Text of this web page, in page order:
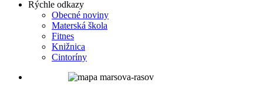
Rýchle odkazy
Obecné noviny
Materská škola
Fitnes
Knižnica
Cintoríny